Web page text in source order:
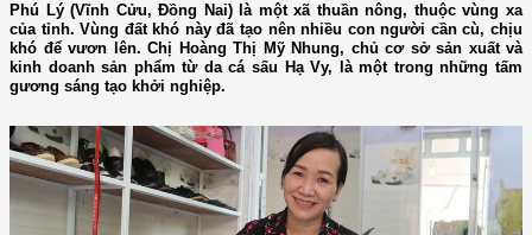
Phú Lý (Vĩnh Cửu, Đồng Nai) là một xã thuần nông, thuộc vùng xa
của tỉnh. Vùng đất khó này đã tạo nên nhiều con người cần cù, chịu
khó để vươn lên. Chị Hoàng Thị Mỹ Nhung, chủ cơ sở sản xuất và
kinh doanh sản phẩm từ da cá sấu Hạ Vy, là một trong những tấm
gương sáng tạo khởi nghiệp.